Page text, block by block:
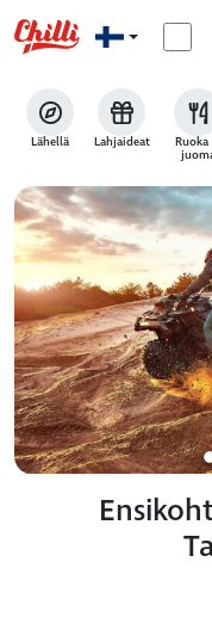
Lähellä Lahjaideat Ruoka